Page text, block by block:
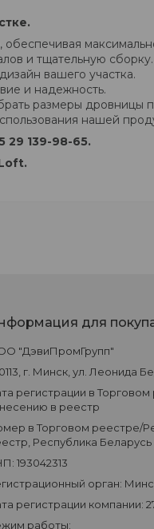
и тщательную сборку.
вашего участка.
и надежность.
размеры дровницы
нашей
29 139-98-65.
для
"ДэвиПромГрупп"
г. Минск, ул. Леонида
регистрации в
в реестр
в Торговом реестре/
Республика Беларусь
193042313
орган:
регистрации компании:
работы: